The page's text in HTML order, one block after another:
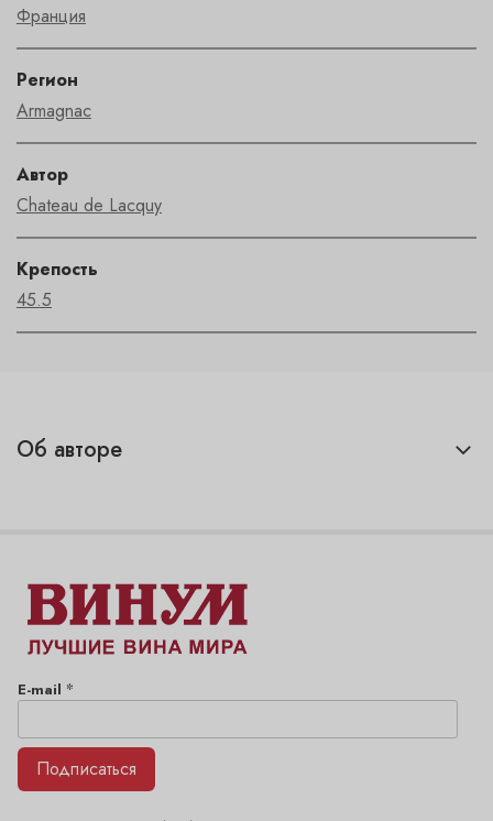
Франция
Регион
Armagnac
Автор
Chateau de Lacquy
Крепость
45.5
Об авторе
E-mail *
Подписаться